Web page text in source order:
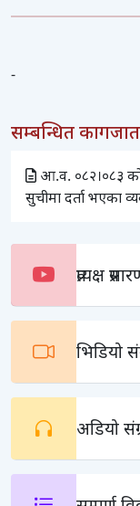
-
सम्बन्धित
आ.व. ०८२।०८३
सुचीमा दर्ता भएका
प्रत्यक्ष
भिडियो
अडियो